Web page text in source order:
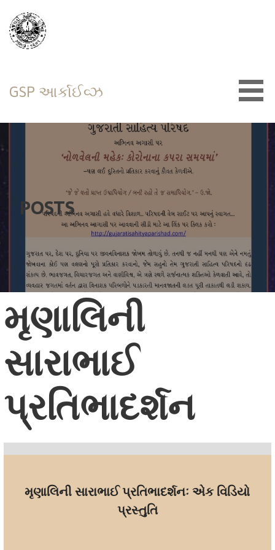
content
GSP આર્કાઈવ્ઝ
POSTS
મૃણાલિની
સારાભાઈ
પ્રતિભાદર્શન
મૃણાલિની સારાભાઈ પ્રતિભાદર્શનઃ એક વિડિયો
પ્રસ્તુતિ